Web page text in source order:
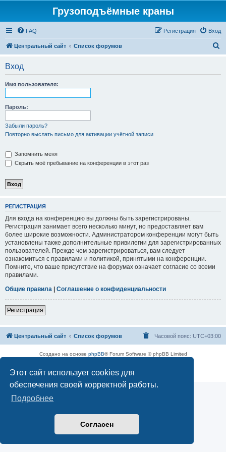
Этот сайт использует cookies для
обеспечения своей корректной работы.
Подробнее
Согласен
Грузоподъёмные краны
FAQ Вход
Регистрация
Центральный сайт Список форумов
Вход
Имя пользователя:
Пароль:
Забыли пароль?
Повторно выслать письмо для активации учётной записи
Запомнить меня
Скрыть моё пребывание на конференции в этот раз
РЕГИСТРАЦИЯ
Для входа на конференцию вы должны быть зарегистрированы.
Регистрация занимает всего несколько минут, но предоставляет вам
более широкие возможности. Администратором конференции могут быть
установлены также дополнительные привилегии для зарегистрированных
пользователей. Прежде чем зарегистрироваться, вам следует
ознакомиться с правилами и политикой, принятыми на конференции.
Помните, что ваше присутствие на форумах означает согласие со всеми
правилами.
Общие правила | Соглашение о конфиденциальности
Регистрация
Центральный сайт Список форумов Часовой пояс: UTC+03:00
Создано на основе phpBB® Forum Software © phpBB Limited
Конфиденциальность|Правила